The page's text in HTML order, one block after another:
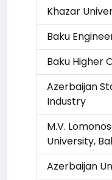
Khazar
Baku
Baku Higher
Azerbaijan
Industry
M.V.
University,
Azerbaijan